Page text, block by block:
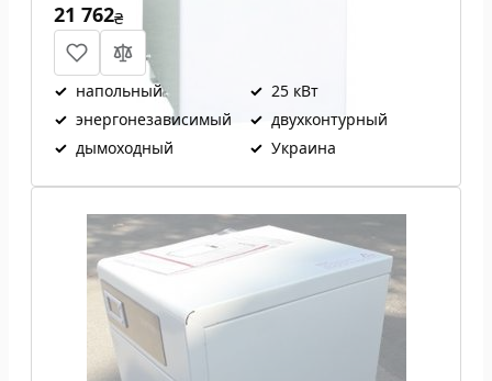
21 762₴
✓ напольный ✓ 25 кВт
✓ энергонезависимый ✓ двухконтурный
✓ дымоходный ✓ Украина